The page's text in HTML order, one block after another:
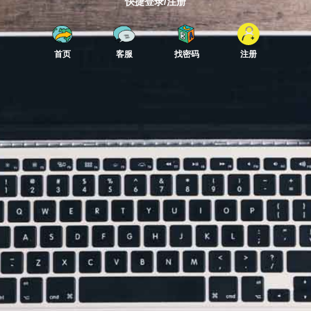
首页 客服 找密码 注册